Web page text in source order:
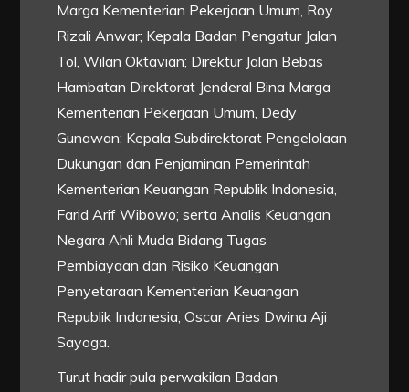
Marga Kementerian Pekerjaan Umum, Roy
Rizali Anwar; Kepala Badan Pengatur Jalan
Tol, Wilan Oktavian; Direktur Jalan Bebas
Hambatan Direktorat Jenderal Bina Marga
Kementerian Pekerjaan Umum, Dedy
Gunawan; Kepala Subdirektorat Pengelolaan
Dukungan dan Penjaminan Pemerintah
Kementerian Keuangan Republik Indonesia,
Farid Arif Wibowo; serta Analis Keuangan
Negara Ahli Muda Bidang Tugas
Pembiayaan dan Risiko Keuangan
Penyetaraan Kementerian Keuangan
Republik Indonesia, Oscar Aries Dwina Aji
Sayoga.
Turut hadir pula perwakilan Badan